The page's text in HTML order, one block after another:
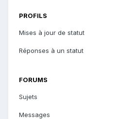
PROFILS
Mises à jour de statut
Réponses à un statut
FORUMS
Sujets
Messages